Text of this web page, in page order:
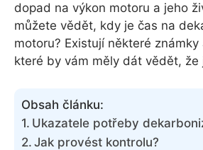
dopad na výkon motoru a jeho
můžete vědět, kdy je čas na
motoru? Existují některé známky
které by vám měly dát vědět, že
Obsah článku:
Ukazatele potřeby
Jak provést kontrolu?